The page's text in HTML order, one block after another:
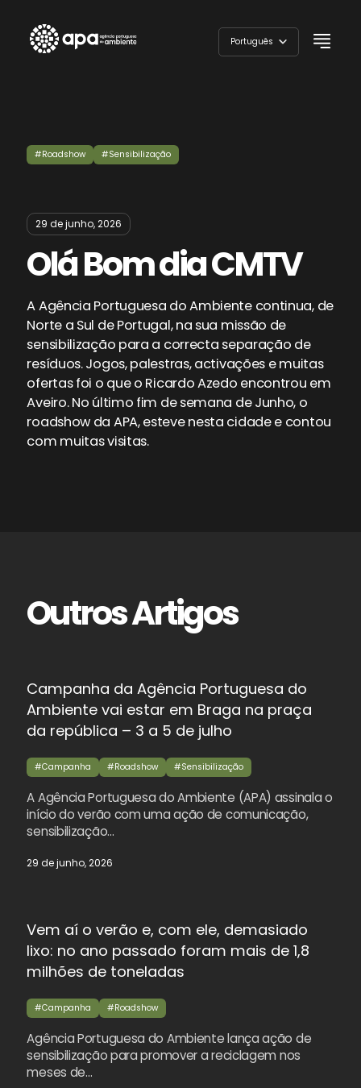
content
Português
#Roadshow #Sensibilização
29 de junho, 2026
Olá Bom dia CMTV
A Agência Portuguesa do Ambiente continua, de
Norte a Sul de Portugal, na sua missão de
sensibilização para a correcta separação de
resíduos. Jogos, palestras, activações e muitas
ofertas foi o que o Ricardo Azedo encontrou em
Aveiro. No último fim de semana de Junho, o
roadshow da APA, esteve nesta cidade e contou
com muitas visitas.
Outros Artigos
Campanha da Agência Portuguesa do
Ambiente vai estar em Braga na praça
da república – 3 a 5 de julho
#Campanha #Roadshow #Sensibilização
A Agência Portuguesa do Ambiente (APA) assinala o
início do verão com uma ação de comunicação,
sensibilização…
29 de junho, 2026
Vem aí o verão e, com ele, demasiado
lixo: no ano passado foram mais de 1,8
milhões de toneladas
#Campanha #Roadshow
Agência Portuguesa do Ambiente lança ação de
sensibilização para promover a reciclagem nos
meses de…